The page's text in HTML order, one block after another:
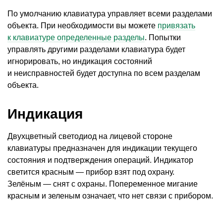
По умолчанию клавиатура управляет всеми разделами
объекта. При необходимости вы можете привязать
к клавиатуре определенные разделы. Попытки
управлять другими разделами клавиатура будет
игнорировать, но индикация состояний
и неисправностей будет доступна по всем разделам
объекта.
Индикация
Двухцветный светодиод на лицевой стороне
клавиатуры предназначен для индикации текущего
состояния и подтверждения операций. Индикатор
светится красным — прибор взят под охрану.
Зелёным — снят с охраны. Попеременное мигание
красным и зеленым означает, что нет связи с прибором.